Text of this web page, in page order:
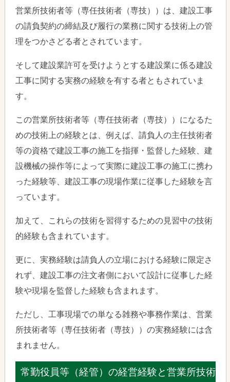
営業所技術者等（専任技術者（専技））は、建設工事
の請負契約の締結及び履行の業務に関する技術上の管
理をつかさどる者とされています。
そして建設業許可を受けようとする建設業に係る建設
工事に関する実務の経験を有する者ともされていま
す。
この営業所技術者等（専任技術者（専技））になるた
めの技術上の経験とは、例えば、請負人の主任技術者
等の資格で建設工事の施工を指揮・監督した経験、建
設機械の操作等によって実際に建設工事の施工に携わ
った経験等、建設工事の現場作業に従事した経験を言
っています。
加えて、これらの技術を習得するための見習中の技術
的経験も含まれています。
更に、実務経験は請負人の立場における経験に限定さ
れず、建設工事の注文者側において設計に従事した経
験や現場を監督した経験も含まれます。
ただし、工事現場での単なる雑務や事務作業は、営業
所技術者等（専任技術者（専技））の実務経験には含
まれません。
常勤役員等（経管）の経営経験と営業所技術